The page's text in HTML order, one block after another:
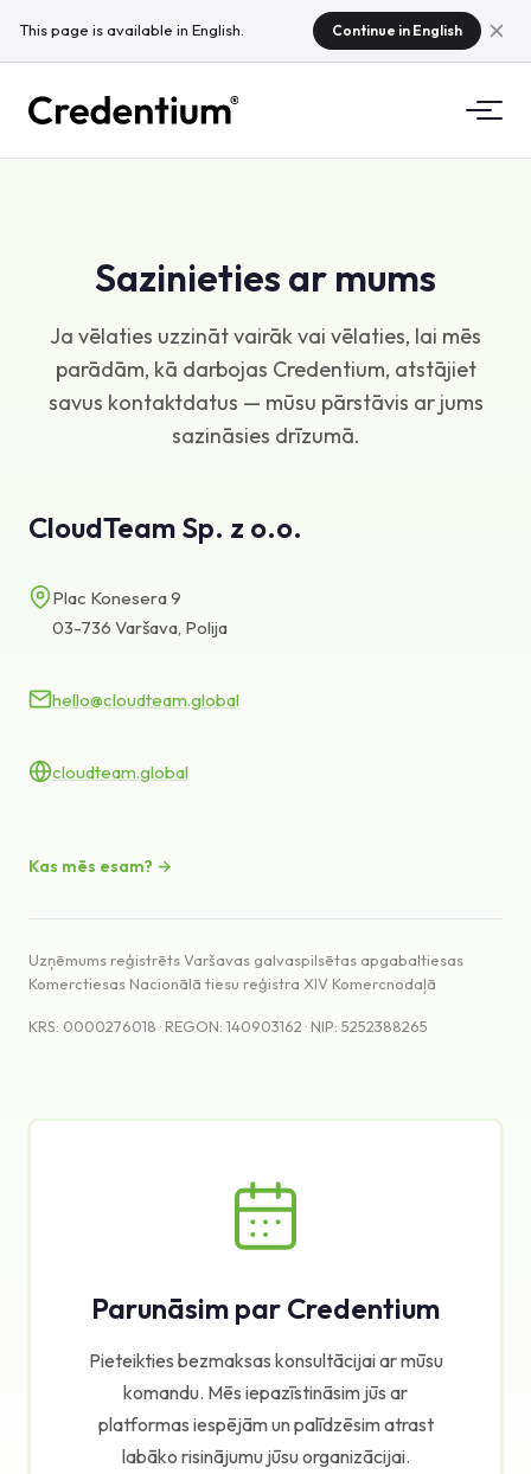
This page is available in English. Continue in English
Par CloudTeam
Universitātēm
Pasākumu uzņēmumiem
Kas ir mikrokvalifikācijas?
Atbalsts
Sazinieties ar mums
Ja vēlaties uzzināt vairāk vai vēlaties, lai mēs
parādām, kā darbojas Credentium, atstājiet
savus kontaktdatus — mūsu pārstāvis ar jums
sazināsies drīzumā.
CloudTeam Sp. z o.o.
Plac Konesera 9
03-736 Varšava, Polija
hello@cloudteam.global
cloudteam.global
Kas mēs esam? →
Uzņēmums reģistrēts Varšavas galvaspilsētas apgabaltiesas
Komerctiesas Nacionālā tiesu reģistra XIV Komercnodaļā
KRS: 0000276018 · REGON: 140903162 · NIP: 5252388265
Parunāsim par Credentium
Pieteikties bezmaksas konsultācijai ar mūsu
komandu. Mēs iepazīstināsim jūs ar
platformas iespējām un palīdzēsim atrast
labāko risinājumu jūsu organizācijai.